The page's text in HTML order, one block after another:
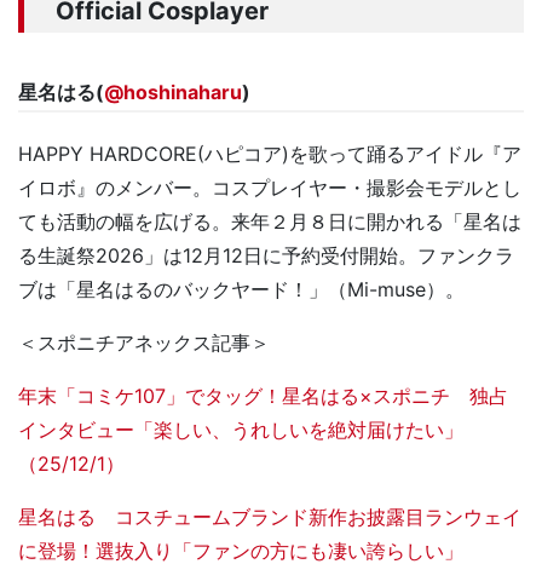
Official Cosplayer
星名はる(@hoshinaharu)
HAPPY HARDCORE(ハピコア)を歌って踊るアイドル『ア
イロボ』のメンバー。コスプレイヤー・撮影会モデルとし
ても活動の幅を広げる。来年２月８日に開かれる「星名は
る生誕祭2026」は12月12日に予約受付開始。ファンクラ
ブは「星名はるのバックヤード！」（Mi-muse）。
＜スポニチアネックス記事＞
年末「コミケ107」でタッグ！星名はる×スポニチ 独占
インタビュー「楽しい、うれしいを絶対届けたい」
（25/12/1）
星名はる コスチュームブランド新作お披露目ランウェイ
に登場！選抜入り「ファンの方にも凄い誇らしい」